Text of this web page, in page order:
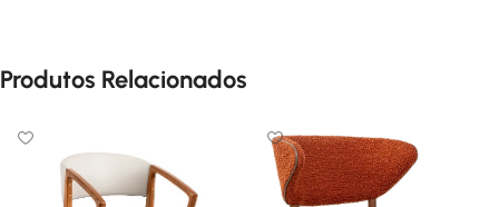
Produtos Relacionados